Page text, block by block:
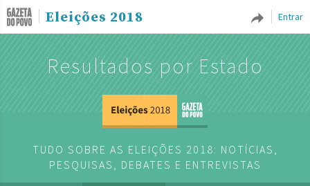
Entrar
Eleições 2018
Resultados por Estado
TUDO SOBRE AS ELEIÇÕES 2018: NOTÍCIAS,
PESQUISAS, DEBATES E ENTREVISTAS